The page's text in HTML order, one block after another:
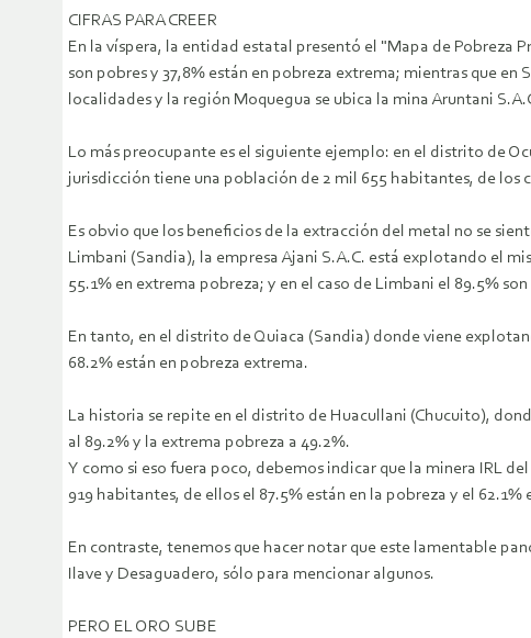
CIFRAS PARA CREER
En la víspera, la entidad estatal presentó el "Mapa de Pobreza
son pobres y 37,8% están en pobreza extrema; mientras que
localidades y la región Moquegua se ubica la mina Aruntani
Lo más preocupante es el siguiente ejemplo: en el distrito de
jurisdicción tiene una población de 2 mil 655 habitantes, de los
Es obvio que los beneficios de la extracción del metal no se
Limbani (Sandia), la empresa Ajani S.A.C. está explotando el
55.1% en extrema pobreza; y en el caso de Limbani el 89.5%
En tanto, en el distrito de Quiaca (Sandia) donde viene
68.2% están en pobreza extrema.
La historia se repite en el distrito de Huacullani (Chucuito),
al 89.2% y la extrema pobreza a 49.2%.
Y como si eso fuera poco, debemos indicar que la minera IRL
919 habitantes, de ellos el 87.5% están en la pobreza y el 62.1%
En contraste, tenemos que hacer notar que este lamentable
Ilave y Desaguadero, sólo para mencionar algunos.
PERO EL ORO SUBE